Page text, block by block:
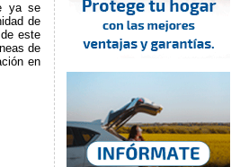
ya se
de
este
de
en